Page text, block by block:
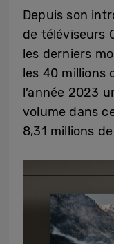
Depuis son
de téléviseurs
les derniers
les 40 millions
l’année 2023
volume dans
8,31 millions